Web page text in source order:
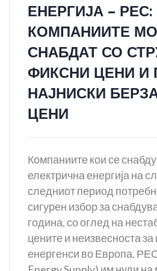
ЕНЕРГИЈА – РЕС:
КОМПАНИИТЕ
СНАБДАТ СО
ФИКСНИ ЦЕНИ И
НАЈНИСКИ
ЦЕНИ
Компаниите кои се
електрична енергија на
следниот период
сигурен избор за
година, со оглед на
цените и неизвесноста
енергенси во Европа.